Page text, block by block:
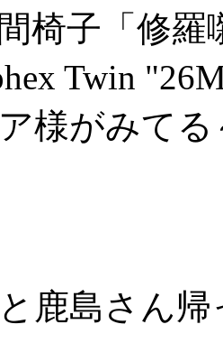
椅子「修羅
Twin
様がみてる
鹿島さん